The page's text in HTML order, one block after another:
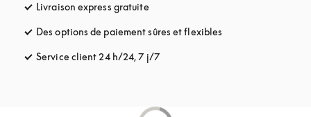
Livraison express gratuite
Des options de paiement sûres et flexibles
Service client 24 h/24, 7 j/7s’ouvre dans un nouvel onglet